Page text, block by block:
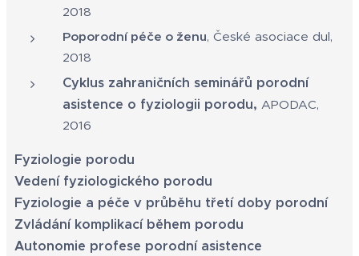
2018
Poporodní péče o ženu, České asociace dul,
2018
Cyklus zahraničních seminářů porodní
asistence o fyziologii porodu, APODAC,
2016
Fyziologie porodu
Vedení fyziologického porodu
Fyziologie a péče v průběhu třetí doby porodní
Zvládání komplikací během porodu
Autonomie profese porodní asistence